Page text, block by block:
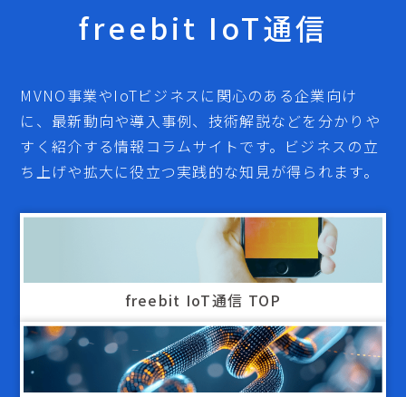
freebit IoT通信
MVNO事業やIoTビジネスに関心のある企業向け
に、最新動向や導入事例、技術解説などを分かりや
すく紹介する情報コラムサイトです。ビジネスの立
ち上げや拡大に役立つ実践的な知見が得られます。
freebit IoT通信 TOP